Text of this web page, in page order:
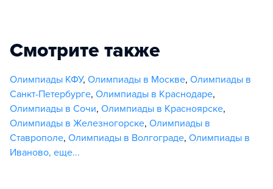
Смотрите также
Олимпиады КФУ, Олимпиады в Москве, Олимпиады в
Санкт-Петербурге, Олимпиады в Краснодаре,
Олимпиады в Сочи, Олимпиады в Красноярске,
Олимпиады в Железногорске, Олимпиады в
Ставрополе, Олимпиады в Волгограде, Олимпиады в
Иваново, еще...